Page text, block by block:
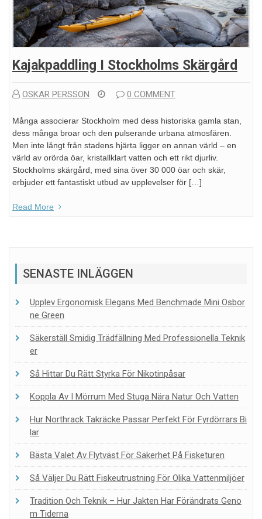
Kajakpaddling I Stockholms Skärgård
OSKAR PERSSON 0 COMMENT
Många associerar Stockholm med dess historiska gamla stan,
dess många broar och den pulserande urbana atmosfären.
Men inte långt från stadens hjärta ligger en annan värld – en
värld av orörda öar, kristallklart vatten och ett rikt djurliv.
Stockholms skärgård, med sina över 30 000 öar och skär,
erbjuder ett fantastiskt utbud av upplevelser för […]
Read More
SENASTE INLÄGGEN
Upplev Ergonomisk Elegans Med Benchmade Mini Osbor
Ne Green
Säkerställ Smidig Trädfällning Med Professionella Teknik
Er
Så Hittar Du Rätt Styrka För Nikotinpåsar
Koppla Av I Mörrum Med Stuga Nära Natur Och Vatten
Hur Northrack Takräcke Passar Perfekt För Fyrdörrars Bi
Lar
Bästa Valet Av Flytväst För Säkerhet På Fisketuren
Så Väljer Du Rätt Fiskeutrustning För Olika Vattenmiljöer
Tradition Och Teknik – Hur Jakten Har Förändrats Geno
M Tiderna